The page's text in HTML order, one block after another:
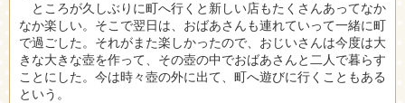
ところが久しぶりに町へ行くと新しい店もたくさんあってなか
なか楽しい。そこで翌日は、おばあさんも連れていって一緒に町
で過ごした。それがまた楽しかったので、おじいさんは今度は大
きな大きな壺を作って、その壺の中でおばあさんと二人で暮らす
ことにした。今は時々壺の外に出て、町へ遊びに行くこともある
という。